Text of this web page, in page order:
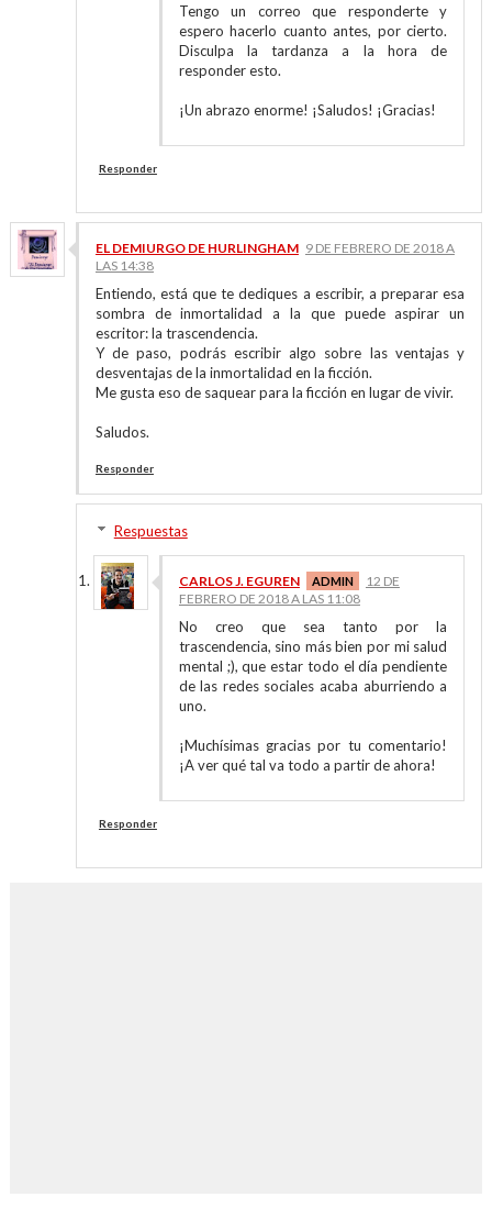
Tengo un correo que responderte y
espero hacerlo cuanto antes, por cierto.
Disculpa la tardanza a la hora de
responder esto.
¡Un abrazo enorme! ¡Saludos! ¡Gracias!
Responder
EL DEMIURGO DE HURLINGHAM 9 DE FEBRERO DE 2018 A
LAS 14:38
Entiendo, está que te dediques a escribir, a preparar esa
sombra de inmortalidad a la que puede aspirar un
escritor: la trascendencia.
Y de paso, podrás escribir algo sobre las ventajas y
desventajas de la inmortalidad en la ficción.
Me gusta eso de saquear para la ficción en lugar de vivir.
Saludos.
Responder
Respuestas
CARLOS J. EGUREN
12 DE
FEBRERO DE 2018 A LAS 11:08
No creo que sea tanto por la
trascendencia, sino más bien por mi salud
mental ;), que estar todo el día pendiente
de las redes sociales acaba aburriendo a
uno.
¡Muchísimas gracias por tu comentario!
¡A ver qué tal va todo a partir de ahora!
Responder